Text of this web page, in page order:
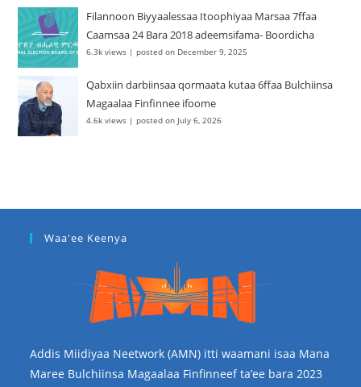
Filannoon Biyyaalessaa Itoophiyaa Marsaa 7ffaa
Caamsaa 24 Bara 2018 adeemsifama- Boordicha
6.3k views |posted on December 9, 2025
Qabxiin darbiinsaa qormaata kutaa 6ffaa Bulchiinsa
Magaalaa Finfinnee ifoome
4.6k views |posted on July 6, 2026
Waa'ee Keenya
Addis Miidiyaa Neetwork (AMN) itti waamani isaa Mana
Maree Bulchiinsa Magaalaa Finfinneef ta’ee bara 2023